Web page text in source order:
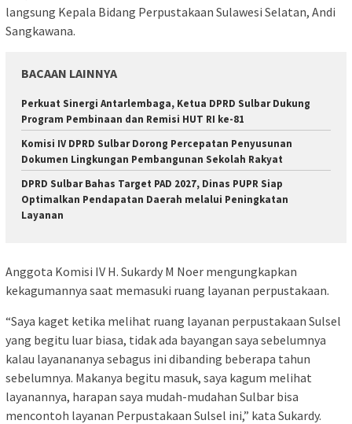
langsung Kepala Bidang Perpustakaan Sulawesi Selatan, Andi
Sangkawana.
BACAAN LAINNYA
Perkuat Sinergi Antarlembaga, Ketua DPRD Sulbar Dukung
Program Pembinaan dan Remisi HUT RI ke-81
Komisi IV DPRD Sulbar Dorong Percepatan Penyusunan
Dokumen Lingkungan Pembangunan Sekolah Rakyat
DPRD Sulbar Bahas Target PAD 2027, Dinas PUPR Siap
Optimalkan Pendapatan Daerah melalui Peningkatan
Layanan
Anggota Komisi IV H. Sukardy M Noer mengungkapkan
kekagumannya saat memasuki ruang layanan perpustakaan.
“Saya kaget ketika melihat ruang layanan perpustakaan Sulsel
yang begitu luar biasa, tidak ada bayangan saya sebelumnya
kalau layanananya sebagus ini dibanding beberapa tahun
sebelumnya. Makanya begitu masuk, saya kagum melihat
layanannya, harapan saya mudah-mudahan Sulbar bisa
mencontoh layanan Perpustakaan Sulsel ini,” kata Sukardy.